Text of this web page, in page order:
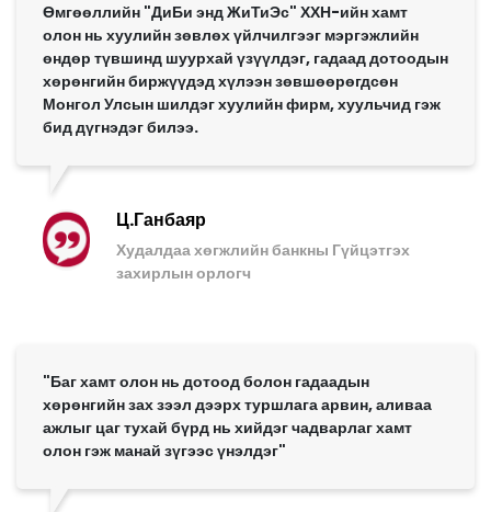
Өмгөөллийн "ДиБи энд ЖиТиЭс" ХХН-ийн хамт
олон нь хуулийн зөвлөх үйлчилгээг мэргэжлийн
өндөр түвшинд шуурхай үзүүлдэг, гадаад дотоодын
хөрөнгийн биржүүдэд хүлээн зөвшөөрөгдсөн
Монгол Улсын шилдэг хуулийн фирм, хуульчид гэж
бид дүгнэдэг билээ.
Ц.Ганбаяр
Худалдаа хөгжлийн банкны Гүйцэтгэх
захирлын орлогч
"Баг хамт олон нь дотоод болон гадаадын
хөрөнгийн зах зээл дээрх туршлага арвин, аливаа
ажлыг цаг тухай бүрд нь хийдэг чадварлаг хамт
олон гэж манай зүгээс үнэлдэг"